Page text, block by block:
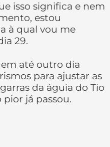
isso significa e nem
estou
à qual vou me
29.
até outro dia
para ajustar as
da águia do Tio
pior já passou.